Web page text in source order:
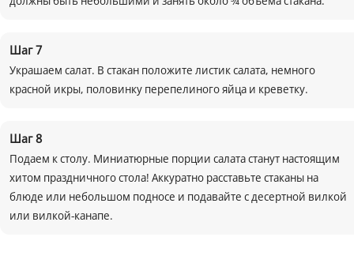
Шаг7
Украшаем салат. В стакан положите листик салата, немного
красной икры, половинку перепелиного яйца и креветку.
Шаг8
Подаем к столу. Миниатюрные порции салата станут настоящим
хитом праздничного стола! Аккуратно расставьте стаканы на
блюде или небольшом подносе и подавайте с десертной вилкой
или вилкой-канапе.